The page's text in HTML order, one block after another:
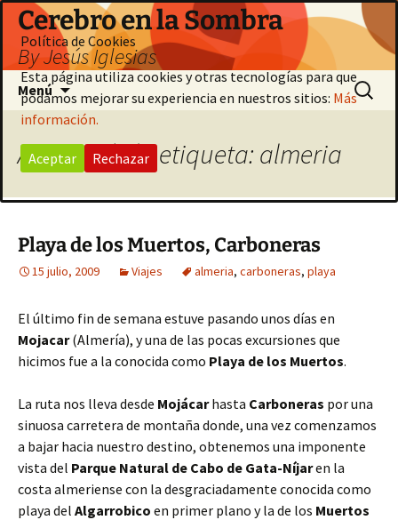
Saltar
contenido
Cerebro en la Sombra
By Jesús Iglesias
Menú Buscar:
Archivo de la etiqueta: almeria
Playa de los Muertos, Carboneras
15 julio, 2009 Viajes almeria, carboneras, playa
El último fin de semana estuve pasando unos días en
Mojacar(Almería), y una de las pocas excursiones que
hicimos fue a la conocida como Playa de los Muertos.
La ruta nos lleva desde Mojácarhasta Carboneras por una
sinuosa carretera de montaña donde, una vez comenzamos
a bajar hacia nuestro destino, obtenemos una imponente
vista del Parque Natural de Cabo de Gata-Níjaren la
costa almeriense con la desgraciadamente conocida como
playa del Algarrobico en primer plano y la de los Muertos
Política de Cookies
Esta página utiliza cookies y otras tecnologías para que
podamos mejorar su experiencia en nuestros sitios: Más
información.
Aceptar Rechazar